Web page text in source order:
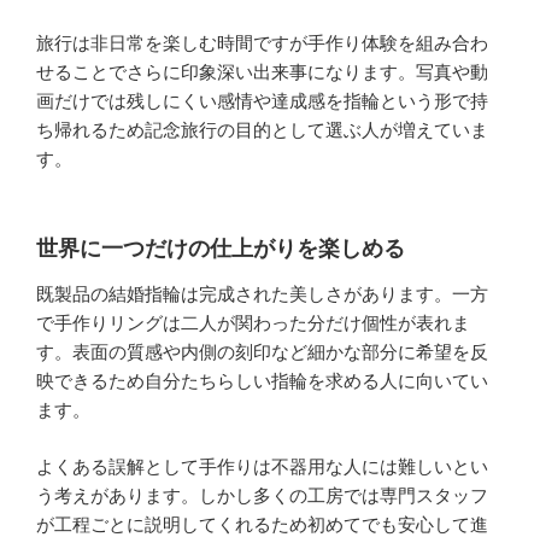
旅行は非日常を楽しむ時間ですが手作り体験を組み合わ
せることでさらに印象深い出来事になります。写真や動
画だけでは残しにくい感情や達成感を指輪という形で持
ち帰れるため記念旅行の目的として選ぶ人が増えていま
す。
世界に一つだけの仕上がりを楽しめる
既製品の結婚指輪は完成された美しさがあります。一方
で手作りリングは二人が関わった分だけ個性が表れま
す。表面の質感や内側の刻印など細かな部分に希望を反
映できるため自分たちらしい指輪を求める人に向いてい
ます。
よくある誤解として手作りは不器用な人には難しいとい
う考えがあります。しかし多くの工房では専門スタッフ
が工程ごとに説明してくれるため初めてでも安心して進